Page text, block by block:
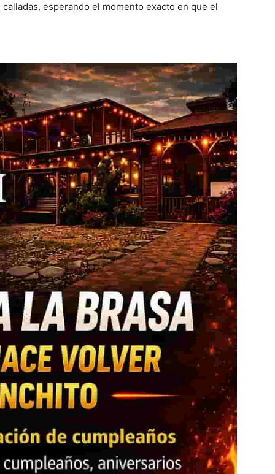
esperando el momento exacto en que el